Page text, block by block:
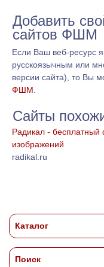
Добавить
сайтов ФШМ
Если Ваш веб-ресурс
русскоязычным или
версии сайта), то Вы
ФШМ
Сайты
Радикал - бесплатный
изображений
radikal.ru
Каталог
Поиск